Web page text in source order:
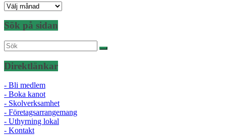
Nyheter
datum
Sök på sidan
Direktlänkar
- Bli medlem
- Boka kanot
- Skolverksamhet
- Företagsarrangemang
- Uthyrning lokal
- Kontakt